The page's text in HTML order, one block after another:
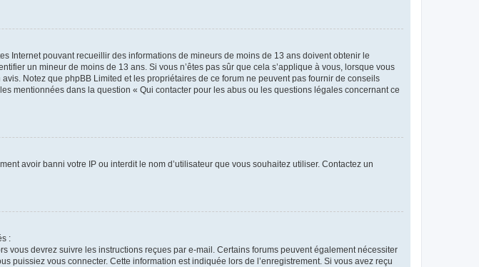
Internet pouvant recueillir des informations de mineurs de moins de 13 ans doivent obtenir le
un mineur de moins de 13 ans. Si vous n’êtes pas sûr que cela s’applique à vous, lorsque vous
Notez que phpBB Limited et les propriétaires de ce forum ne peuvent pas fournir de conseils
mentionnées dans la question « Qui contacter pour les abus ou les questions légales concernant ce
avoir banni votre IP ou interdit le nom d’utilisateur que vous souhaitez utiliser. Contactez un
:
vous devrez suivre les instructions reçues par e-mail. Certains forums peuvent également nécessiter
vous connecter. Cette information est indiquée lors de l’enregistrement. Si vous avez reçu